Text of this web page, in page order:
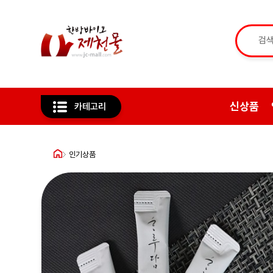
카테고리 신상품
인기상품